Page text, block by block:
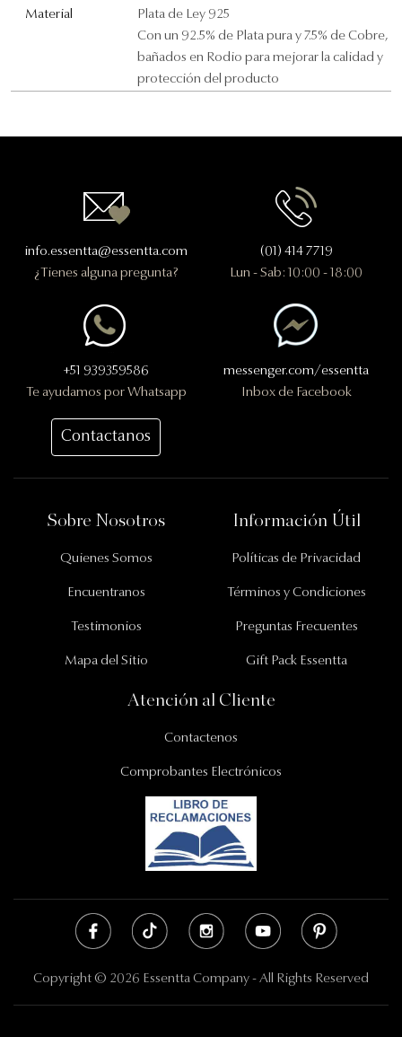
Material
Plata de Ley 925
Con un 92.5% de Plata pura y 7.5% de Cobre,
bañados en Rodio para mejorar la calidad y
protección del producto
info.essentta@essentta.com
¿Tienes alguna pregunta?
(01) 414 7719
Lun - Sab: 10:00 - 18:00
+51 939359586
Te ayudamos por Whatsapp
messenger.com/essentta
Inbox de Facebook
Contactanos
Información Importante
Sobre Nosotros
Quienes Somos
Encuentranos
Testimonios
Mapa del Sitio
Información Útil
Políticas de Privacidad
Términos y Condiciones
Preguntas Frecuentes
Gift Pack Essentta
Atención al Cliente
Contactenos
Comprobantes Electrónicos
Copyright © 2026 Essentta Company - All Rights Reserved